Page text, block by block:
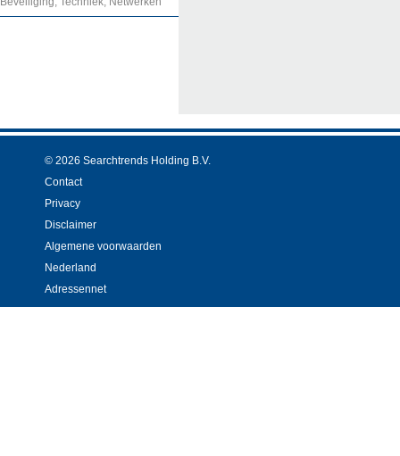
© 2026 Searchtrends Holding B.V.
Contact
Privacy
Disclaimer
Algemene voorwaarden
Nederland
Adressennet